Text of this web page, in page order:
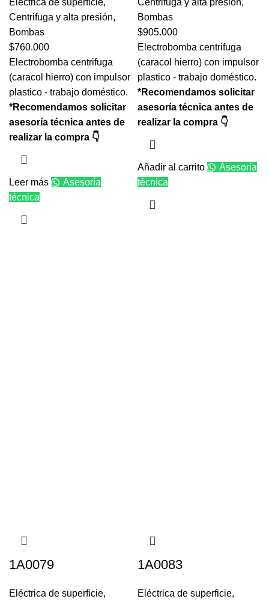
Eléctrica de superficie,
Centrifuga y alta presión,
Bombas
$760.000
Electrobomba centrifuga
(caracol hierro) con impulsor
plastico - trabajo doméstico.
*Recomendamos solicitar
asesoría técnica antes de
realizar la compra 👇
Leer más
Asesoría
técnica
Centrifuga y alta presión,
Bombas
$905.000
Electrobomba centrifuga
(caracol hierro) con impulsor
plastico - trabajo doméstico.
*Recomendamos solicitar
asesoría técnica antes de
realizar la compra 👇
Añadir al carrito
Asesoría
técnica
1A0079
Eléctrica de superficie,
1A0083
Eléctrica de superficie,